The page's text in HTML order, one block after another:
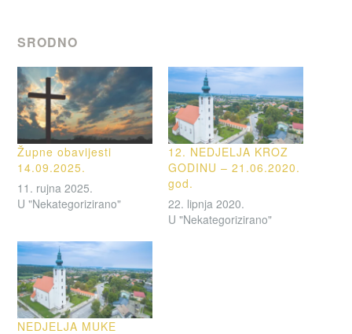
SRODNO
Župne obavijesti
14.09.2025.
11. rujna 2025.
U "Nekategorizirano"
12. NEDJELJA KROZ
GODINU – 21.06.2020.
god.
22. lipnja 2020.
U "Nekategorizirano"
NEDJELJA MUKE